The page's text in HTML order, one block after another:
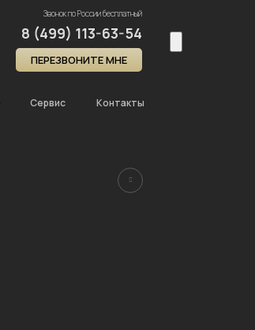
Звонок по России бесплатный
8 (499) 113-63-54
ПЕРЕЗВОНИТЕ МНЕ
Сервис Контакты